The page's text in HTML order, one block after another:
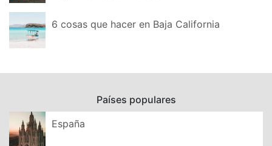
6 cosas que hacer en Baja California
Países populares
España